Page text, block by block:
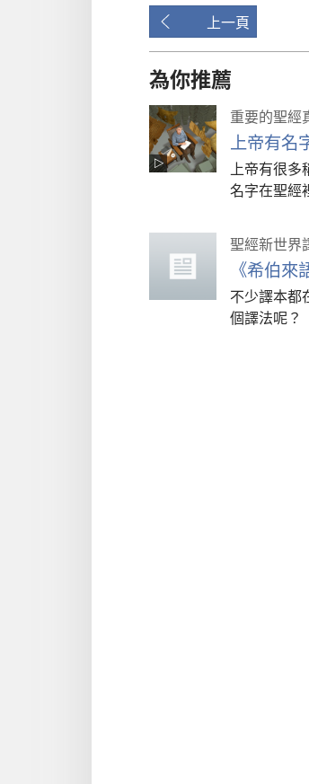
上一頁
為你推薦
重要的聖經
上帝有名
上帝有很
名字在聖經
聖經新世界
《希伯
不少譯本都
個譯法呢？